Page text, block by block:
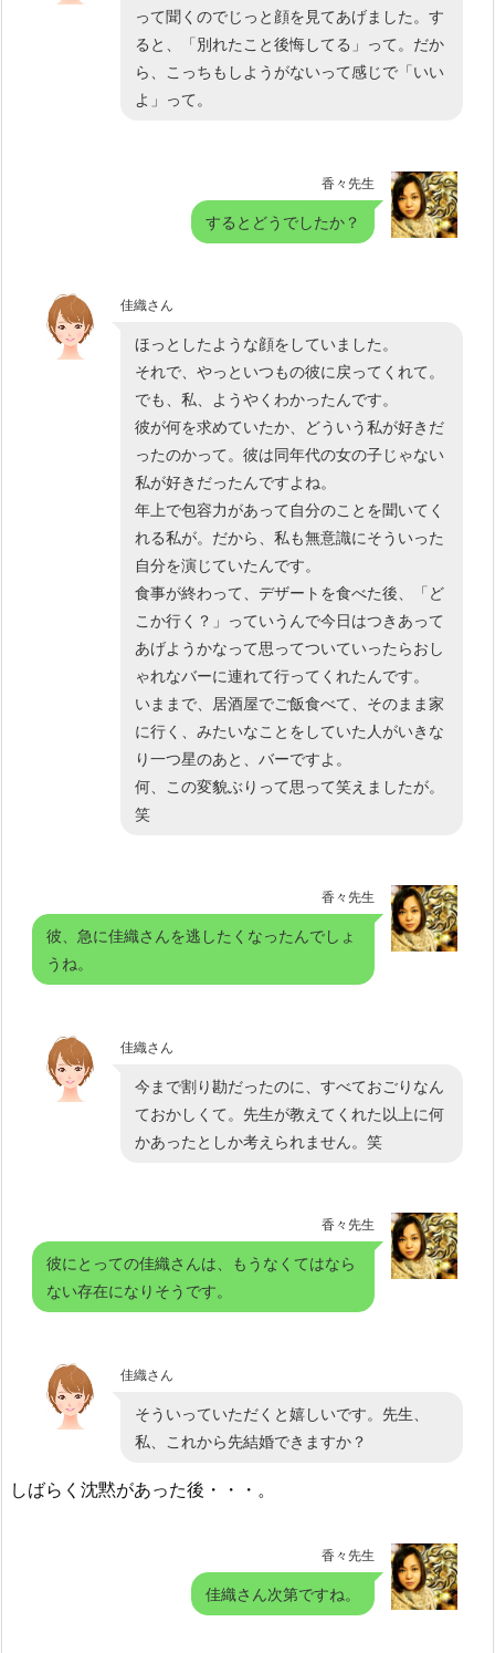
って聞くのでじっと顔を見てあげました。す
ると、「別れたこと後悔してる」って。だか
ら、こっちもしようがないって感じで「いい
よ」って。
香々先生
するとどうでしたか？
佳織さん
ほっとしたような顔をしていました。
それで、やっといつもの彼に戻ってくれて。
でも、私、ようやくわかったんです。
彼が何を求めていたか、どういう私が好きだ
ったのかって。彼は同年代の女の子じゃない
私が好きだったんですよね。
年上で包容力があって自分のことを聞いてく
れる私が。だから、私も無意識にそういった
自分を演じていたんです。
食事が終わって、デザートを食べた後、「ど
こか行く？」っていうんで今日はつきあって
あげようかなって思ってついていったらおし
ゃれなバーに連れて行ってくれたんです。
いままで、居酒屋でご飯食べて、そのまま家
に行く、みたいなことをしていた人がいきな
り一つ星のあと、バーですよ。
何、この変貌ぶりって思って笑えましたが。
笑
香々先生
彼、急に佳織さんを逃したくなったんでしょ
うね。
佳織さん
今まで割り勘だったのに、すべておごりなん
ておかしくて。先生が教えてくれた以上に何
かあったとしか考えられません。笑
香々先生
彼にとっての佳織さんは、もうなくてはなら
ない存在になりそうです。
佳織さん
そういっていただくと嬉しいです。先生、
私、これから先結婚できますか？
しばらく沈黙があった後・・・。
香々先生
佳織さん次第ですね。